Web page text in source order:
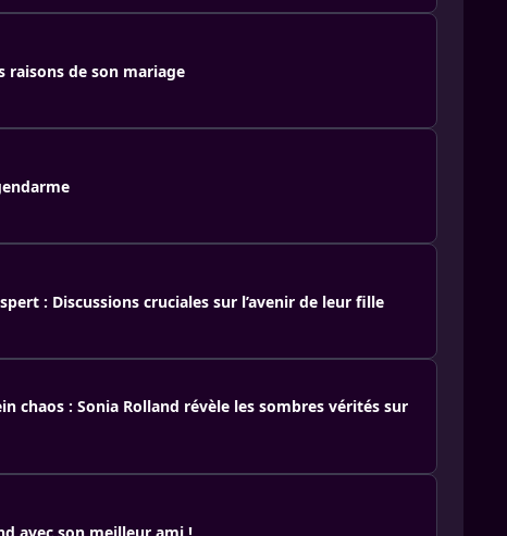
raisons de son mariage
: Discussions cruciales sur l’avenir de leur fille
chaos : Sonia Rolland révèle les sombres vérités sur
avec son meilleur ami !